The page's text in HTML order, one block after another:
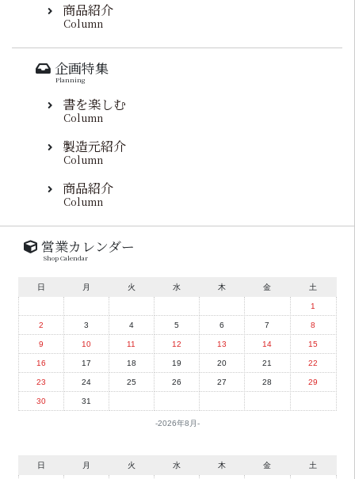
商品紹介
Column
企画特集
Planning
書を楽しむ
Column
製造元紹介
Column
商品紹介
Column
営業カレンダー
Shop Calendar
2026年8月
日 月 火 水 木 金 土
1
2 3 4 5 6 7 8
9 10 11 12 13 14 15
16 17 18 19 20 21 22
23 24 25 26 27 28 29
30 31
日 月 火 水 木 金 土